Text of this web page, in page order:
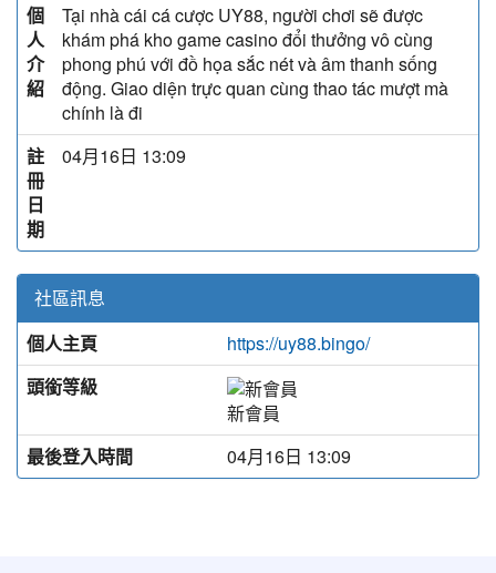
個
人
介
紹
Tại nhà cái cá cược UY88, người chơi sẽ được
khám phá kho game casino đổi thưởng vô cùng
phong phú với đồ họa sắc nét và âm thanh sống
động. Giao diện trực quan cùng thao tác mượt mà
chính là đi
註
冊
日
期
04月16日 13:09
社區訊息
個人主頁
https://uy88.bingo/
頭銜等級
新會員
最後登入時間
04月16日 13:09